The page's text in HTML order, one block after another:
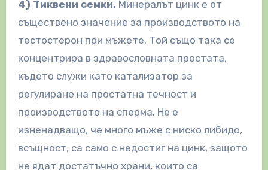
4) Тиквени семки. Минералът цинк е от
съществено значение за производството на
тестостерон при мъжете. Той също така се
концентрира в здравословната простата,
където служи като катализатор за
регулиране на простатна течност и
производството на сперма. Не е
изненадващо, че много мъже с ниско либидо,
всъщност, са само с недостиг на цинк, защото
не ядат достатъчно храни, които са